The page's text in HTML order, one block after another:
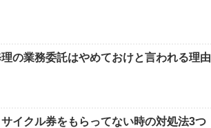
の業務委託はやめておけと言われる理由
イクル券をもらってない時の対処法3つ